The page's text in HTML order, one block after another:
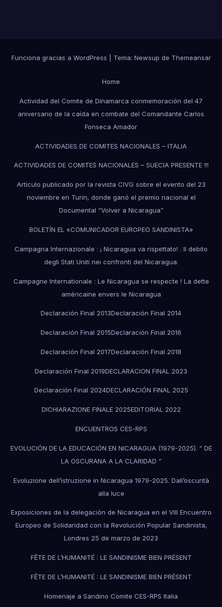
Funciona gracias a WordPress Tema: Newsup de Themeansar
Home
Actividad del Comite de Dinamarca conmemoración del 47
aniversario de la caída en combate del Comandante Carlos
Fonseca Amador
ACTIVIDADES DE COMITES NACIONALES – ITALIA
ACTIVIDADES DE COMITES NACIONALES – SUECIA PRESENTE !!!
Artículo publicado por la revista CIVG sobre el evento del 23
noviembre en Turin, donde ganó el premio nacional el
Documental “Volver a Nicaragua”
BOLETÍN EL «COMUNICADOR EUROPEO SANDINISTA»
Campagna Internazionale : ¡ Nicaragua va rispettato! . Il debito
degli Stati Uniti nei confronti del Nicaragua.
Campagne Internationale : Le Nicaragua se respecte ! La dette
américaine envers le Nicaragua
Declaración Final 2013Declaración Final 2014
Declaración Final 2015Declaración Final 2016
Declaración Final 2017Declaración Final 2018
Declaración Final 2019DECLARACION FINAL 2023
Declaración Final 2024DECLARACIÓN FINAL 2025
DICHIARAZIONE FINALE 2025EDITORIAL 2022
ENCUENTROS CES-RPS
EVOLUCIÓN DE LA EDUCACIÓN EN NICARAGUA (1979-2025). “ DE
LA OSCURANA A LA CLARIDAD ”
Evoluzione dell’istruzione in Nicaragua 1979-2025. Dall’oscurità
alla luce
Exposiciones de la delegación de Nicaragua en el VIII Encuentro
Europeo de Solidaridad con la Revolución Popular Sandinista,
Londres 25 de marzo de 2023
FÊTE DE L’HUMANITÉ : LE SANDINISME BIEN PRÉSENT
FÊTE DE L’HUMANITÉ : LE SANDINISME BIEN PRÉSENT
Homenaje a Sandino Comite CES-RPS Italia